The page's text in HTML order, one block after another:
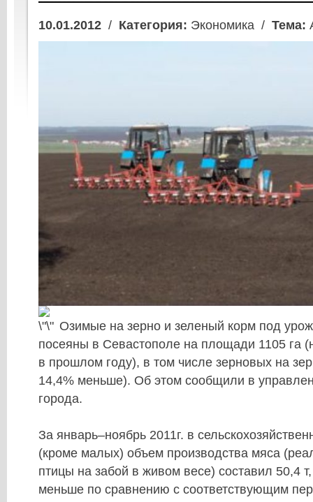
10.01.2012 / Категория: Экономика / Тема:
Озимые на зерно и зеленый корм под
посеяны в Севастополе на площади 1105 га
в прошлом году), в том числе зерновых на
14,4% меньше). Об этом сообщили в
города.
За январь–ноябрь 2011г. в
(кроме малых) объем производства мяса
птицы на забой в живом весе) составил 50,4
меньше по сравнению с соответствующим